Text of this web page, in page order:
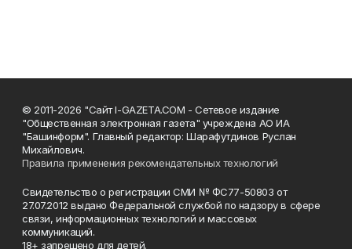
© 2011-2026 "Сайт I-GAZETA.COM - Сетевое издание
"Общественная электронная газета" учреждена АО ИА
"Башинформ". Главный редактор: Шарафутдинов Руслан
Михайлович.
Правила применения рекомендательных технологий
Свидетельство о регистрации СМИ № ФС77-50803 от
27.07.2012 выдано Федеральной службой по надзору в сфере
связи, информационных технологий и массовых
коммуникаций.
18+ запрещено для детей.